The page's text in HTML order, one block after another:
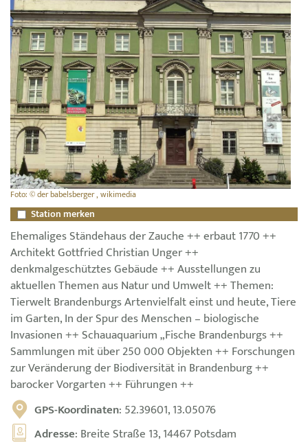
Foto: © der babelsberger , wikimedia
Station merken
Ehemaliges Ständehaus der Zauche ++ erbaut 1770 ++
Architekt Gottfried Christian Unger ++
denkmalgeschütztes Gebäude ++ Ausstellungen zu
aktuellen Themen aus Natur und Umwelt ++ Themen:
Tierwelt Brandenburgs Artenvielfalt einst und heute, Tiere
im Garten, In der Spur des Menschen – biologische
Invasionen ++ Schauaquarium „Fische Brandenburgs ++
Sammlungen mit über 250 000 Objekten ++ Forschungen
zur Veränderung der Biodiversität in Brandenburg ++
barocker Vorgarten ++ Führungen ++
GPS-Koordinaten: 52.39601, 13.05076
Adresse: Breite Straße 13, 14467 Potsdam